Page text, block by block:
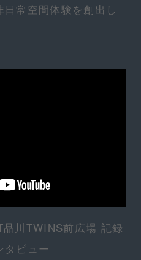
常空間体験を創出し
川TWINS前広場 記録
タビュー